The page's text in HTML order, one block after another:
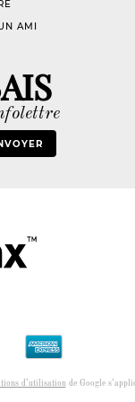
AMI
d’utilisationde Google